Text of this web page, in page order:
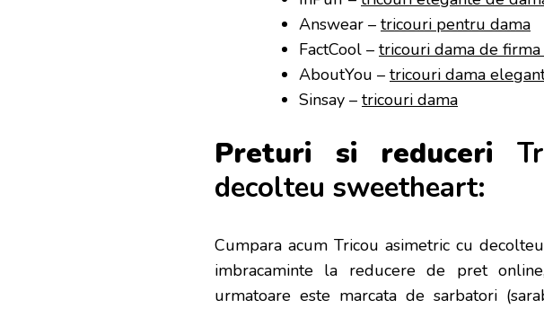
Answear – tricouri pentru dama
FactCool – tricouri dama de
AboutYou – tricouri dama
Sinsay – tricouri dama
Preturi si reduceri
decolteu sweetheart:
Cumpara acum Tricou asimetric cu
imbracaminte la reducere de pret
urmatoare este marcata de sarbatori